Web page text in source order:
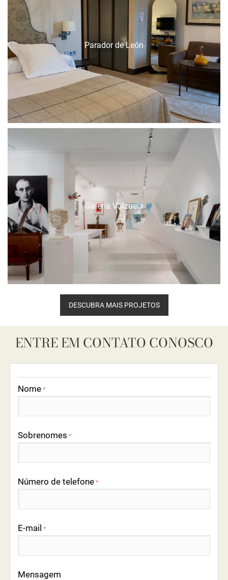
Parador de León
Galería Valzuela
DESCUBRA MAIS PROJETOS
ENTRE EM CONTATO CONOSCO
Nome *
Sobrenomes *
Número de telefone *
E-mail *
Mensagem